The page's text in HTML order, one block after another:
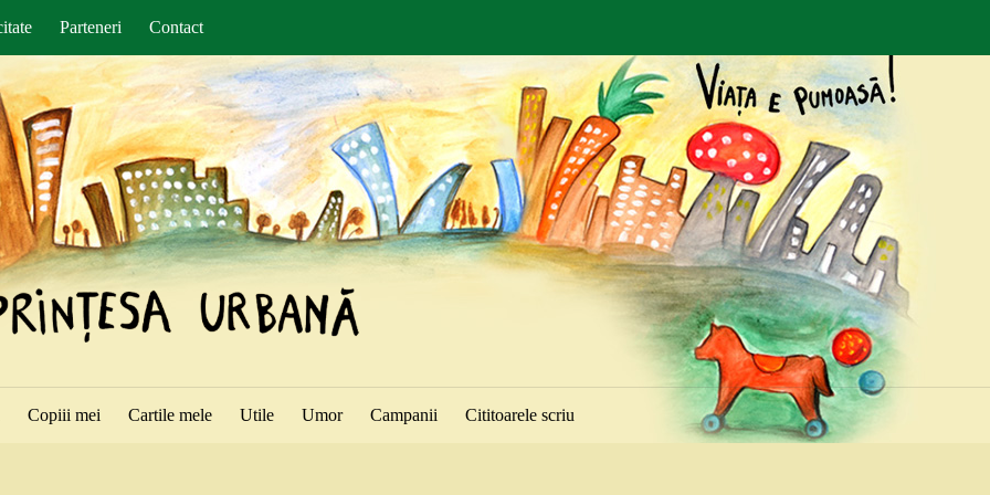
Parteneri Contact
Copiii mei Cartile mele Utile Umor Campanii Cititoarele scriu